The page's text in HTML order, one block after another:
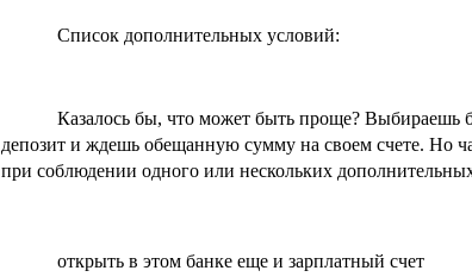
Список дополнительных условий:
Казалось бы, что может быть проще? Выбираешь
депозит и ждешь обещанную сумму на своем счете. Но
при соблюдении одного или нескольких
открыть в этом банке еще и зарплатный счет